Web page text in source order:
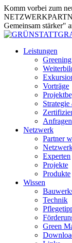
Zum
Inhalt
springen
Komm vorbei zum
Gemeinsam stärker"
Leistungen
Vorträge
Anfragen
Netzwerk
Partner
Experten
Projekte
Produkte
Wissen
Technik
Green